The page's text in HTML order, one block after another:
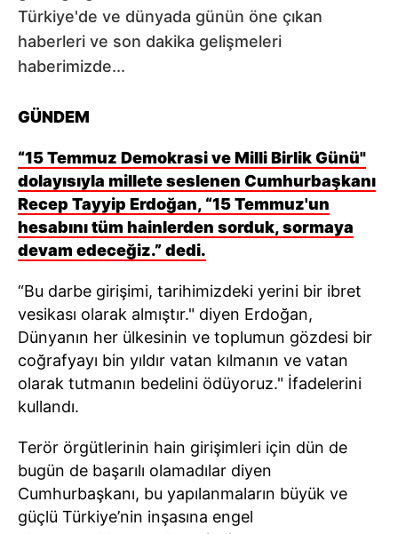
Türkiye'de ve dünyada günün öne çıkan
haberleri ve son dakika gelişmeleri
haberimizde...
GÜNDEM
“15 Temmuz Demokrasi ve Milli Birlik Günü"
dolayısıyla millete seslenen Cumhurbaşkanı
Recep Tayyip Erdoğan, “15 Temmuz'un
hesabını tüm hainlerden sorduk, sormaya
devam edeceğiz.” dedi.
“Bu darbe girişimi, tarihimizdeki yerini bir ibret
vesikası olarak almıştır." diyen Erdoğan,
Dünyanın her ülkesinin ve toplumun gözdesi bir
coğrafyayı bin yıldır vatan kılmanın ve vatan
olarak tutmanın bedelini ödüyoruz." İfadelerini
kullandı.
Terör örgütlerinin hain girişimleri için dün de
bugün de başarılı olamadılar diyen
Cumhurbaşkanı, bu yapılanmaların büyük ve
güçlü Türkiye’nin inşasına engel